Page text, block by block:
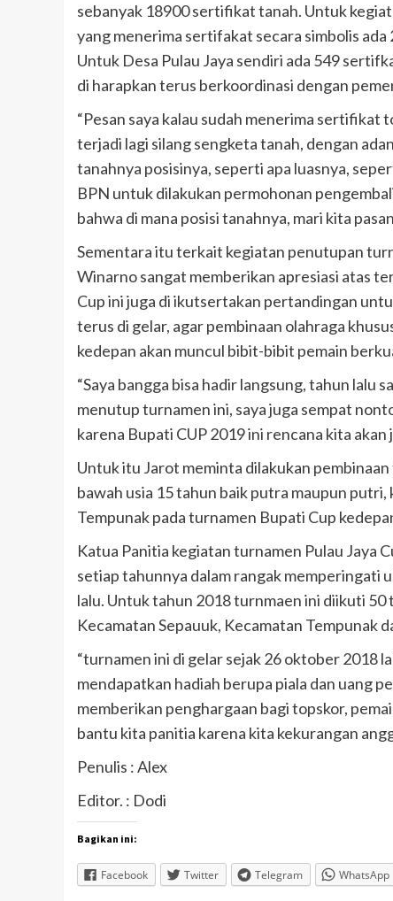
sebanyak 18900 sertifikat tanah. Untuk
yang menerima sertifakat secara simbolis ada
Untuk Desa Pulau Jaya sendiri ada 549
di harapkan terus berkoordinasi dengan
“Pesan saya kalau sudah menerima
terjadi lagi silang sengketa tanah, dengan
tanahnya posisinya, seperti apa luasnya,
BPN untuk dilakukan permohonan
bahwa di mana posisi tanahnya, mari kita
Sementara itu terkait kegiatan penutupan
Winarno sangat memberikan apresiasi atas
Cup ini juga di ikutsertakan pertandingan
terus di gelar, agar pembinaan olahraga
kedepan akan muncul bibit-bibit pemain
“Saya bangga bisa hadir langsung, tahun lalu
menutup turnamen ini, saya juga sempat
karena Bupati CUP 2019 ini rencana kita
Untuk itu Jarot meminta dilakukan
bawah usia 15 tahun baik putra maupun
Tempunak pada turnamen Bupati Cup
Katua Panitia kegiatan turnamen Pulau Jaya
setiap tahunnya dalam rangak memperingati
lalu. Untuk tahun 2018 turnmaen ini diikuti
Kecamatan Sepauuk, Kecamatan Tempunak
“turnamen ini di gelar sejak 26 oktober 2018
mendapatkan hadiah berupa piala dan uang
memberikan penghargaan bagi topskor,
bantu kita panitia karena kita kekurangan
Penulis : Alex
Editor. : Dodi
Bagikan ini:
Facebook Twitter Telegram WhatsApp